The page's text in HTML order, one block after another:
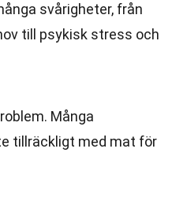
svårigheter, från
till psykisk stress och
Många
tillräckligt med mat för